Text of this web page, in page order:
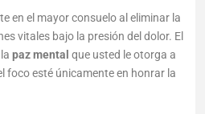
en el mayor consuelo al eliminar la
vitales bajo la presión del dolor. El
lapaz mental que usted le otorga a
foco esté únicamente en honrar la